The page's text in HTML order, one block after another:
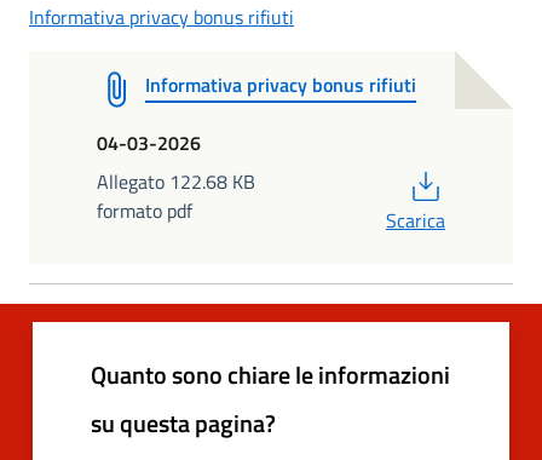
Informativa privacy bonus rifiuti
Informativa privacy bonus rifiuti
04-03-2026
Allegato 122.68 KB
formato pdf
Scarica
Quanto sono chiare le informazioni
su questa pagina?